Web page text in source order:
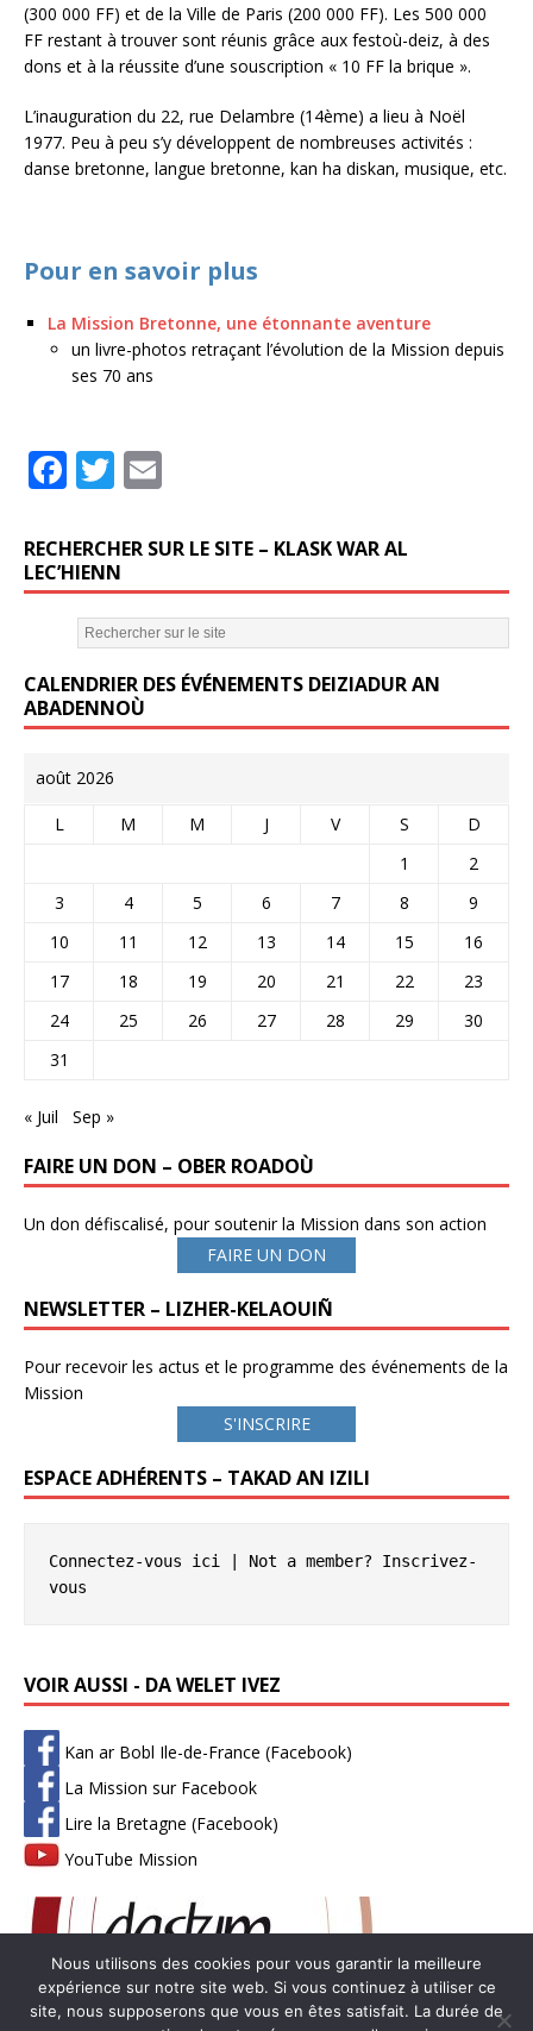
(300 000 FF) et de la Ville de Paris (200 000 FF). Les 500 000
FF restant à trouver sont réunis grâce aux festoù-deiz, à des
dons et à la réussite d’une souscription « 10 FF la brique ».
L’inauguration du 22, rue Delambre (14ème) a lieu à Noël
1977. Peu à peu s’y développent de nombreuses activités :
danse bretonne, langue bretonne, kan ha diskan, musique, etc.
Pour en savoir plus
La Mission Bretonne, une étonnante aventure
un livre-photos retraçant l’évolution de la Mission depuis
ses 70 ans
F
c
e
b
o
o
k
T
it
te
r
ai
l
RECHERCHER SUR LE SITE – KLASK WAR AL
LEC’HIENN
CALENDRIER DES ÉVÉNEMENTS DEIZIADUR AN
ABADENNOÙ
août 2026
L M M J V S
D
1
2
3
4 5 6 7 8
9
10
11 12 13 14 15
16
17
18 19 20 21 22
23
24
25 26 27 28 29
30
31
« Juil Sep »
FAIRE UN DON – OBER ROADOÙ
Un don défiscalisé, pour soutenir la Mission dans son action
FAIRE UN DON
NEWSLETTER – LIZHER-KELAOUIÑ
Pour recevoir les actus et le programme des événements de la
Mission
S'INSCRIRE
ESPACE ADHÉRENTS – TAKAD AN IZILI
Connectez-vous ici | Not a member? Inscrivez-
vous
VOIR AUSSI - DA WELET IVEZ
Kan ar Bobl Ile-de-France (Facebook)
La Mission sur Facebook
Lire la Bretagne (Facebook)
YouTube Mission
Nous utilisons des cookies pour vous garantir la meilleure
expérience sur notre site web. Si vous continuez à utiliser ce
site, nous supposerons que vous en êtes satisfait. La durée de